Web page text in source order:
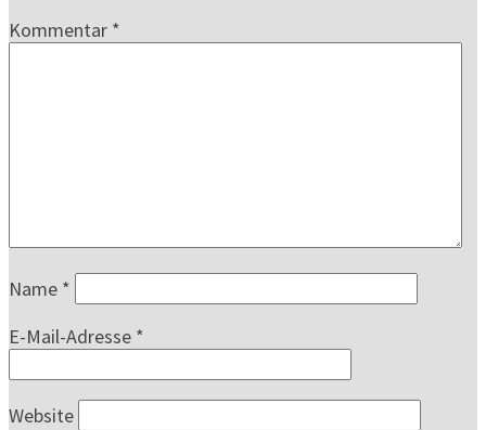
Kommentar *
Name *
E-Mail-Adresse *
Website